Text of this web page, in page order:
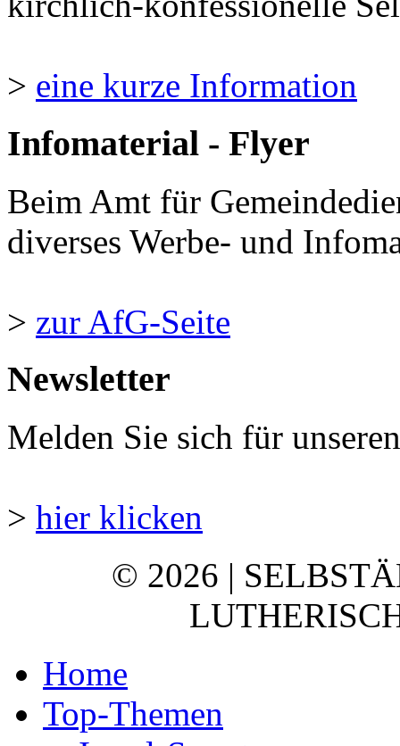
> eine kurze Information
Infomaterial - Flyer
Beim Amt für
diverses Werbe- und
> zur AfG-Seite
Newsletter
Melden Sie sich für
> hier klicken
© 2026 |
Home
Top-Themen